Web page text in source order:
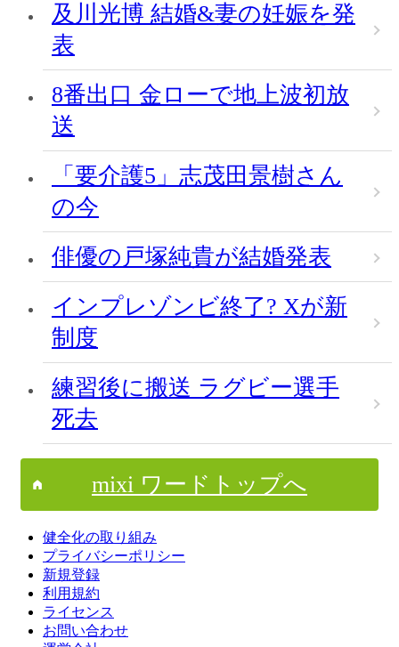
及川光博 結婚&妻の妊娠を発
表
8番出口 金ローで地上波初放
送
「要介護5」志茂田景樹さん
の今
俳優の戸塚純貴が結婚発表
インプレゾンビ終了? Xが新
制度
練習後に搬送 ラグビー選手
死去
mixi ワードトップへ
健全化の取り組み
プライバシーポリシー
新規登録
利用規約
ライセンス
お問い合わせ